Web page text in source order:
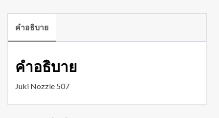
คำอธิบาย
คำอธิบาย
Juki Nozzle 507